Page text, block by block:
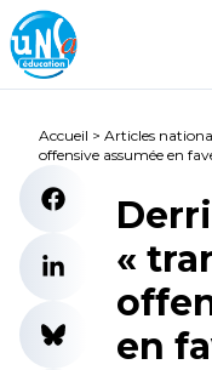
Accueil > Articles
offensive assumée en
«
en